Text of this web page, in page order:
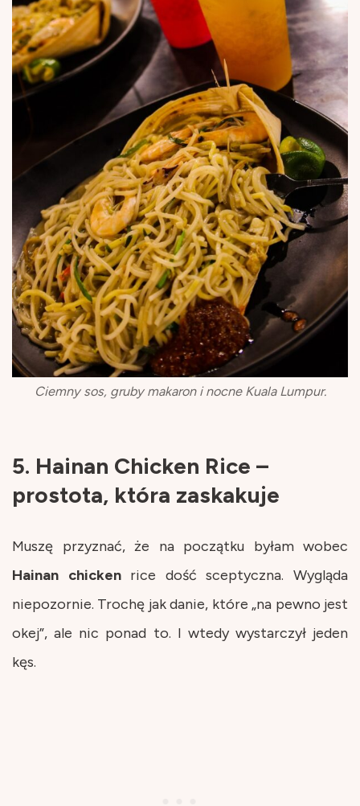
Ciemny sos, gruby makaron i nocne Kuala Lumpur.
5. Hainan Chicken Rice –
prostota, która zaskakuje
Muszę przyznać, że na początku byłam wobec
Hainan chickenrice dość sceptyczna. Wygląda
niepozornie. Trochę jak danie, które „na pewno jest
okej”, ale nic ponad to. I wtedy wystarczył jeden
kęs.